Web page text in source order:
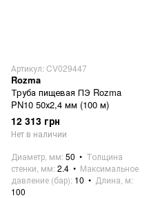
Артикул: CV029447
Rozma
Труба пищевая ПЭ Rozma
PN10 50х2,4 мм (100 м)
12 313 грн
Нет в наличии
Диаметр, мм 50
Толщина
стенки, мм 2.4
Максимальное
давление (бар) 10
Длина, м
100